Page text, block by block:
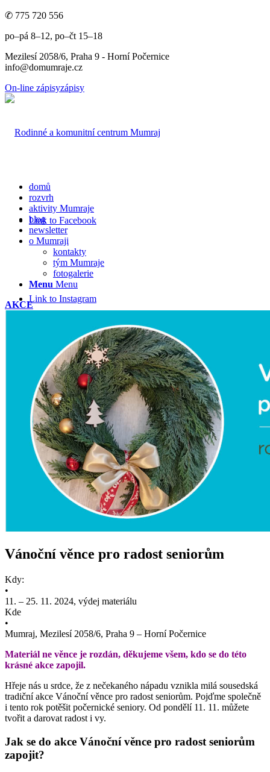
✆ 775 720 556
po–pá 8–12, po–čt 15–18
Mezilesí 2058/6, Praha 9 - Horní Počernice
info@domumraje.cz
On-line zápisyzápisy
Link to Facebook
Link to Instagram
domů
rozvrh
aktivity Mumraje
blog
newsletter
o Mumraji
kontakty
tým Mumraje
fotogalerie
Menu Menu
AKCE
Vánoční věnce pro radost seniorům
Kdy:
•
11. – 25. 11. 2024, výdej materiálu
Kde
•
Mumraj, Mezilesí 2058/6, Praha 9 – Horní Počernice
Materiál ne věnce je rozdán, děkujeme všem, kdo se do této
krásné akce zapojil.
Hřeje nás u srdce, že z nečekaného nápadu vznikla milá sousedská
tradiční akce Vánoční věnce pro radost seniorům. Pojďme společně
i tento rok potěšit počernické seniory. Od pondělí 11. 11. můžete
tvořit a darovat radost i vy.
Jak se do akce Vánoční věnce pro radost seniorům
zapojit?